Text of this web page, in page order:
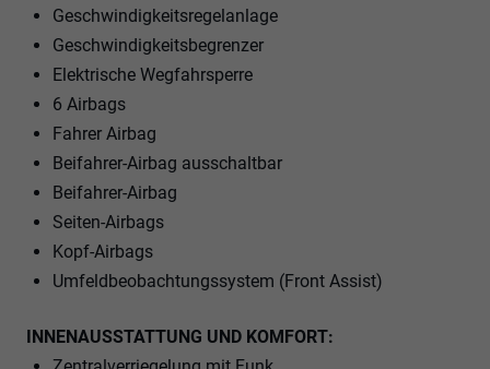
Geschwindigkeitsregelanlage
Geschwindigkeitsbegrenzer
Elektrische Wegfahrsperre
6 Airbags
Fahrer Airbag
Beifahrer-Airbag ausschaltbar
Beifahrer-Airbag
Seiten-Airbags
Kopf-Airbags
Umfeldbeobachtungssystem (Front Assist)
INNENAUSSTATTUNG UND KOMFORT: